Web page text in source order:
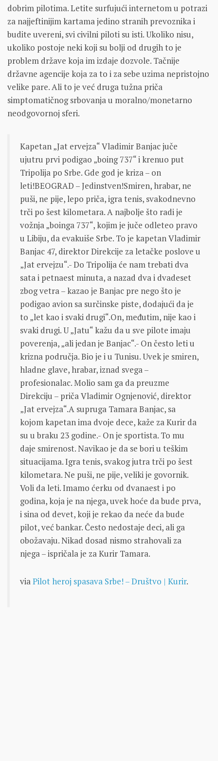
dobrim pilotima. Letite surfujući internetom u potrazi
za najjeftinijim kartama jedino stranih prevoznika i
budite uvereni, svi civilni piloti su isti. Ukoliko nisu,
ukoliko postoje neki koji su bolji od drugih to je
problem države koja im izdaje dozvole. Tačnije
državne agencije koja za to i za sebe uzima nepristojno
velike pare. Ali to je već druga tužna priča
simptomatičnog srbovanja u moralno/monetarno
neodgovornoj sferi.
Kapetan „Jat ervejza“ Vladimir Banjac juče
ujutru prvi podigao „boing 737“ i krenuo put
Tripolija po Srbe. Gde god je kriza – on
leti!BEOGRAD – Jedinstven!Smiren, hrabar, ne
puši, ne pije, lepo priča, igra tenis, svakodnevno
trči po šest kilometara. A najbolje što radi je
vožnja „boinga 737“, kojim je juče odleteo pravo
u Libiju, da evakuiše Srbe. To je kapetan Vladimir
Banjac 47, direktor Direkcije za letačke poslove u
„Jat ervejzu“.- Do Tripolija će nam trebati dva
sata i petnaest minuta, a nazad dva i dvadeset
zbog vetra – kazao je Banjac pre nego što je
podigao avion sa surčinske piste, dodajući da je
to „let kao i svaki drugi“.On, međutim, nije kao i
svaki drugi. U „Jatu“ kažu da u sve pilote imaju
poverenja, „ali jedan je Banjac“.- On često leti u
krizna područja. Bio je i u Tunisu. Uvek je smiren,
hladne glave, hrabar, iznad svega –
profesionalac. Molio sam ga da preuzme
Direkciju – priča Vladimir Ognjenović, direktor
„Jat ervejza“.A supruga Tamara Banjac, sa
kojom kapetan ima dvoje dece, kaže za Kurir da
su u braku 23 godine.- On je sportista. To mu
daje smirenost. Navikao je da se bori u teškim
situacijama. Igra tenis, svakog jutra trči po šest
kilometara. Ne puši, ne pije, veliki je govornik.
Voli da leti. Imamo ćerku od dvanaest i po
godina, koja je na njega, uvek hoće da bude prva,
i sina od devet, koji je rekao da neće da bude
pilot, već bankar. Često nedostaje deci, ali ga
obožavaju. Nikad dosad nismo strahovali za
njega – ispričala je za Kurir Tamara.
viaPilot heroj spasava Srbe! – Društvo | Kurir.